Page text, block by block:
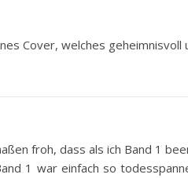
Cover, welches
froh, dass als ich Band 1
1 war einfach so